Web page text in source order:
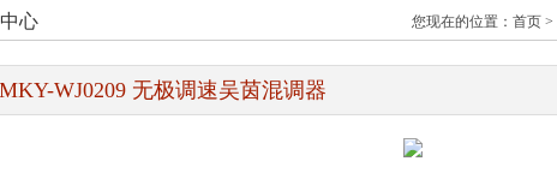
心 您现在的位置： 首页 >
MKY-WJ0209 无极调速吴茵混调器